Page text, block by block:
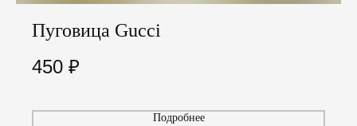
Пуговица Gucci
450 ₽
Подробнее